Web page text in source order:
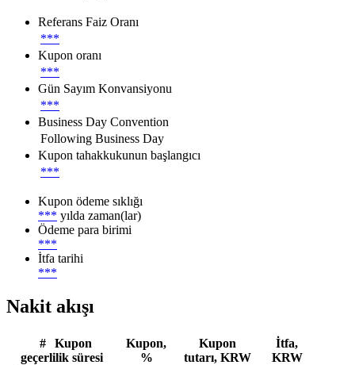
Referans Faiz Oranı
***
Kupon oranı
***
Gün Sayım Konvansiyonu
***
Business Day Convention
Following Business Day
Kupon tahakkukunun başlangıcı
***
Kupon ödeme sıklığı
*** yılda zaman(lar)
Ödeme para birimi
***
İtfa tarihi
***
Nakit akışı
#
Kupon
geçerlilik süresi
Kupon,
%
Kupon
tutarı, KRW
İtfa,
KRW